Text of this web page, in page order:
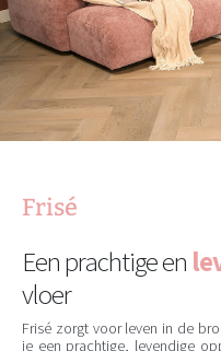
Frisé
Een prachtige en
vloer
Frisé zorgt voor leven in de
je een prachtige, levendige